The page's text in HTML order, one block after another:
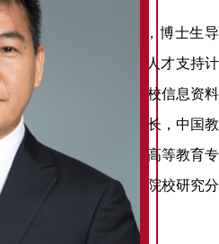
中心执行主任。教授，博士生导
入选教育部新世纪优秀人才支持计
特聘教授。兼任全国高校信息资料
略规划专业委员会理事长，中国教
中国教育发展战略学会高等教育专
，中国高等教育学会院校研究分